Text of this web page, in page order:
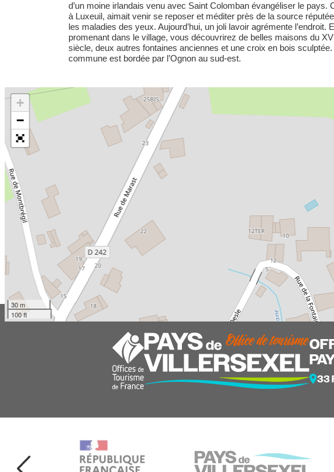
d’un moine irlandais venu avec Saint Colomban évangéliser le pays.
à Luxeuil, aimait venir se reposer et méditer près de la source
les maladies des yeux. Aujourd’hui, un joli lavoir agrémente l’endroit.
promenant dans le village, vous découvrirez de belles maisons du
siècle, deux autres fontaines anciennes et une croix en bois sculptée.
commune est bordée par l’Ognon au sud-est.
+
−
30 m
100 ft
33